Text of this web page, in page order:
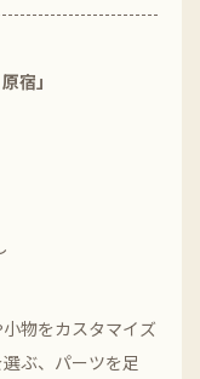
宿」
物をカスタマイズ
ぶ、パーツを足